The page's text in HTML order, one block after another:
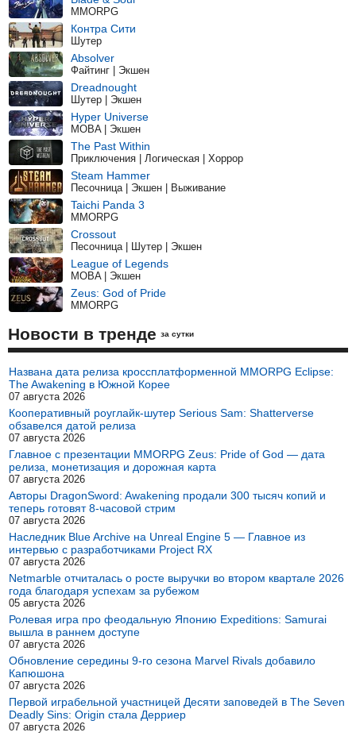
MMORPG
Контра Сити
Шутер
Absolver
Файтинг | Экшен
Dreadnought
Шутер | Экшен
Hyper Universe
MOBA | Экшен
The Past Within
Приключения | Логическая | Хоррор
Steam Hammer
Песочница | Экшен | Выживание
Taichi Panda 3
MMORPG
Crossout
Песочница | Шутер | Экшен
League of Legends
MOBA | Экшен
Zeus: God of Pride
MMORPG
Новости в тренде за сутки
Названа дата релиза кроссплатформенной MMORPG Eclipse:
The Awakening в Южной Корее
07 августа 2026
Кооперативный роуглайк-шутер Serious Sam: Shatterverse
обзавелся датой релиза
07 августа 2026
Главное с презентации MMORPG Zeus: Pride of God — дата
релиза, монетизация и дорожная карта
07 августа 2026
Авторы DragonSword: Awakening продали 300 тысяч копий и
теперь готовят 8-часовой стрим
07 августа 2026
Наследник Blue Archive на Unreal Engine 5 — Главное из
интервью с разработчиками Project RX
07 августа 2026
Netmarble отчиталась о росте выручки во втором квартале 2026
года благодаря успехам за рубежом
05 августа 2026
Ролевая игра про феодальную Японию Expeditions: Samurai
вышла в раннем доступе
07 августа 2026
Обновление середины 9-го сезона Marvel Rivals добавило
Капюшона
07 августа 2026
Первой играбельной участницей Десяти заповедей в The Seven
Deadly Sins: Origin стала Дерриер
07 августа 2026